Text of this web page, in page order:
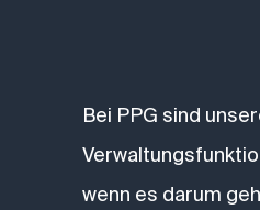
Bei PPG sind
wenn es darum